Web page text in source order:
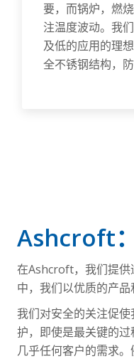
要，而锅炉，燃
注温度波动。我
及低的应用的理
全不锈钢结构，
Ashcroft
在Ashcroft，我们提供
中，我们以优质的产
我们对安全的关注促
护，即使是最关键的
几乎任何客户的需求